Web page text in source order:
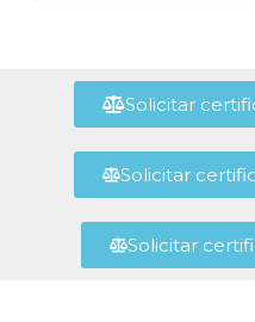
Solicitar
Solicitar
Solicitar